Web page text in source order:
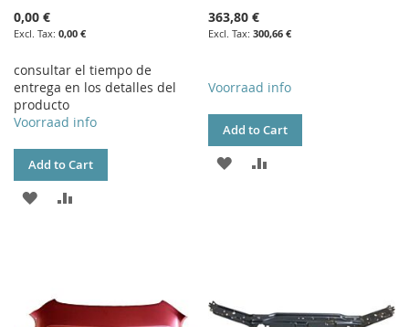
0,00 €
0,00 €
consultar el tiempo de
entrega en los detalles del
producto
Voorraad info
Add to Cart
ADD
363,80 €
300,66 €
Voorraad info
Add to Cart
ADD